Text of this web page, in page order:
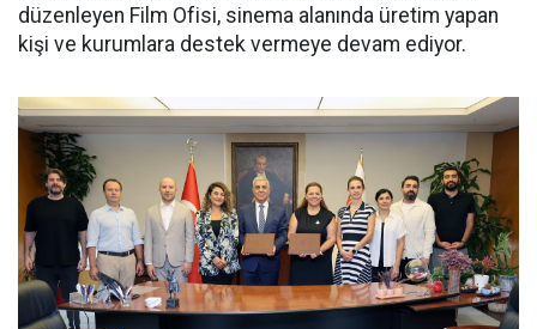
düzenleyen Film Ofisi, sinema alanında üretim yapan
kişi ve kurumlara destek vermeye devam ediyor.